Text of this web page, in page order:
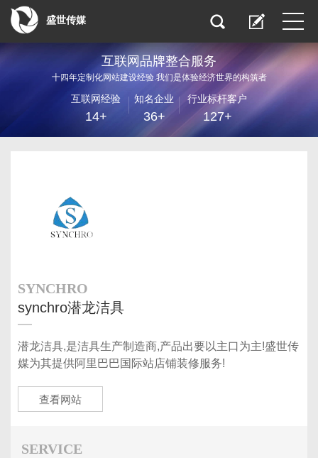
盛世传媒
互联网品牌整合服务
十四年定制化网站建设经验.我们是体验经济世界的构筑者
互联网经验
14+
知名企业
36+
行业标杆客户
127+
SYNCHRO
synchro潜龙洁具
潜龙洁具,是洁具生产制造商,产品出要以主口为主!盛世传
媒为其提供阿里巴巴国际站店铺装修服务!
查看网站
SERVICE